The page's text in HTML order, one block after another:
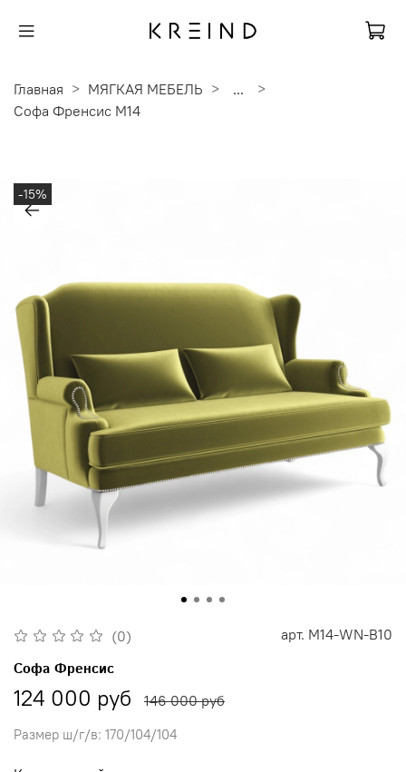
Главная МЯГКАЯ МЕБЕЛЬ
...
Софа Френсис M14
-15%
(0) арт. M14-WN-B10
Софа Френсис
124 000 руб 146 000 руб
Размер ш/г/в: 170/104/104